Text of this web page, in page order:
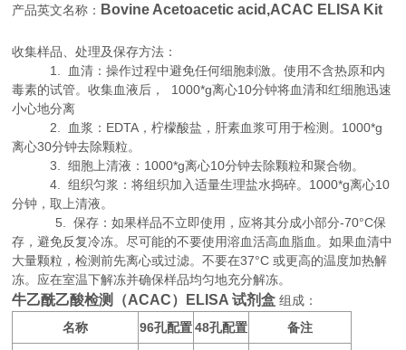
产品英文名称： Bovine Acetoacetic acid,ACAC ELISA Kit
收集样品、处理及保存方法：
1. 血清：操作过程中避免任何细胞刺激。使用不含热原和内
毒素的试管。收集血液后， 1000*g离心10分钟将血清和红细胞迅速
小心地分离
2. 血浆：EDTA，柠檬酸盐，肝素血浆可用于检测。1000*g
离心30分钟去除颗粒。
3. 细胞上清液：1000*g离心10分钟去除颗粒和聚合物。
4. 组织匀浆：将组织加入适量生理盐水捣碎。1000*g离心10
分钟，取上清液。
5. 保存：如果样品不立即使用，应将其分成小部分-70°C保
存，避免反复冷冻。尽可能的不要使用溶血活高血脂血。如果血清中
大量颗粒，检测前先离心或过滤。不要在37°C 或更高的温度加热解
冻。应在室温下解冻并确保样品均匀地充分解冻。
牛乙酰乙酸检测（ACAC）ELISA 试剂盒组成：
名称
96孔配置 48孔配置 备注